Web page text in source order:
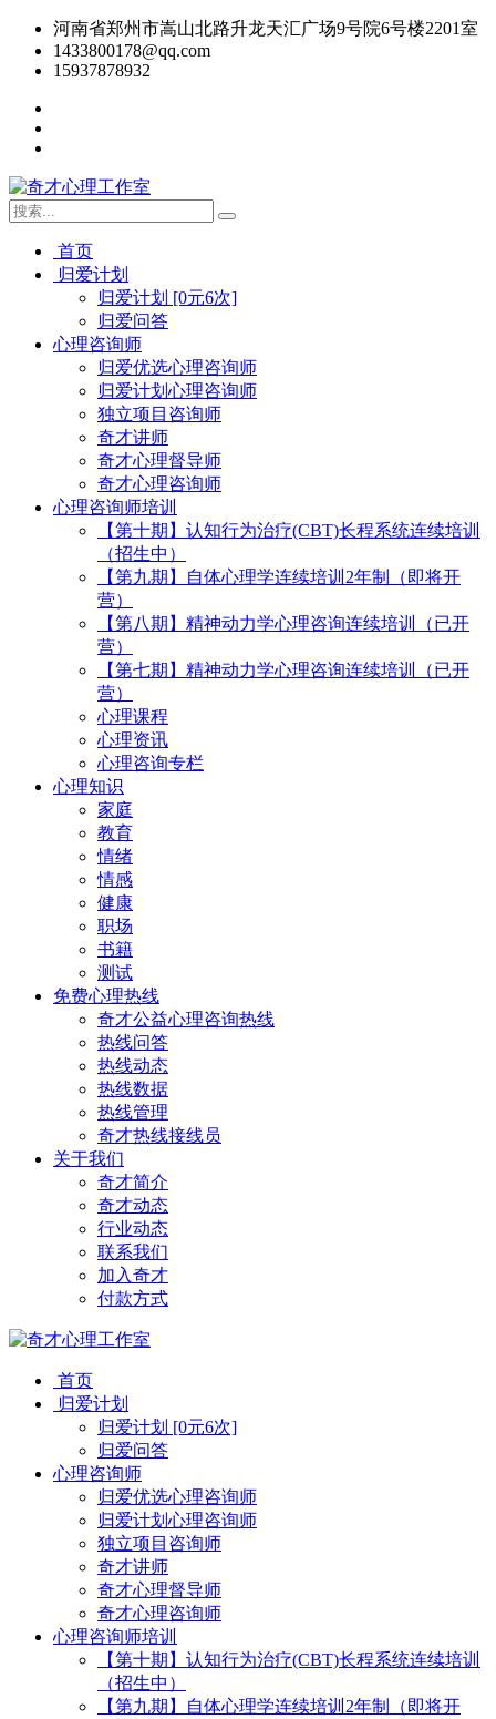
河南省郑州市嵩山北路升龙天汇广场9号院6号楼2201室
1433800178@qq.com
15937878932
首页
归爱计划
归爱计划 [0元6次]
归爱问答
心理咨询师
归爱优选心理咨询师
归爱计划心理咨询师
独立项目咨询师
奇才讲师
奇才心理督导师
奇才心理咨询师
心理咨询师培训
【第十期】认知行为治疗(CBT)长程系统连续培训
（招生中）
【第九期】自体心理学连续培训2年制（即将开
营）
【第八期】精神动力学心理咨询连续培训（已开
营）
【第七期】精神动力学心理咨询连续培训（已开
营）
心理课程
心理资讯
心理咨询专栏
心理知识
家庭
教育
情绪
情感
健康
职场
书籍
测试
免费心理热线
奇才公益心理咨询热线
热线问答
热线动态
热线数据
热线管理
奇才热线接线员
关于我们
奇才简介
奇才动态
行业动态
联系我们
加入奇才
付款方式
首页
归爱计划
归爱计划 [0元6次]
归爱问答
心理咨询师
归爱优选心理咨询师
归爱计划心理咨询师
独立项目咨询师
奇才讲师
奇才心理督导师
奇才心理咨询师
心理咨询师培训
【第十期】认知行为治疗(CBT)长程系统连续培训
（招生中）
【第九期】自体心理学连续培训2年制（即将开